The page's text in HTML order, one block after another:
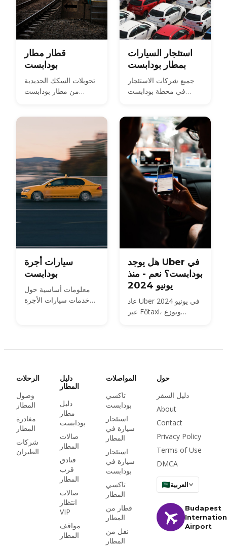
قطار مطار
بودابست
تحويلات السكك الحديدية
من مطار بودابست
استئجار السيارات
بمطار بودابست
جميع شركات الاستئجار
في محطة بودابست
2026، والمستندات
والعربون المطلوب،
والتأمين والرسوم
المجرية للطرق السريعة
— بالإضافة إلى ما إذا
كنت بحاجة فعلاً لاستئجار
سيارة من المطار أو من
سيارات أجرة
بودابست
معلومات أساسية حول
خدمات سيارات الأجرة
هل يوجد Uber في
بودابست؟ نعم - منذ
يونيو 2024
عاد Uber في يونيو 2024
عبر Főtaxi، ويوزع
الرحلات
وصول
المطار
مغادرة
المطار
شركات
الطيران
دليل
المطار
دليل
مطار
بودابست
صالات
المطار
فنادق
قرب
المطار
صالات
انتظار
VIP
مواقف
المطار
المواصلات
تاكسي
بودابست
استئجار
سيارة في
المطار
استئجار
سيارة في
بودابست
تاكسي
المطار
قطار من
المطار
نقل من
المطار
حول
دليل السفر
About
Contact
Privacy Policy
Terms of Use
DMCA
العربية
Budapest
Airport